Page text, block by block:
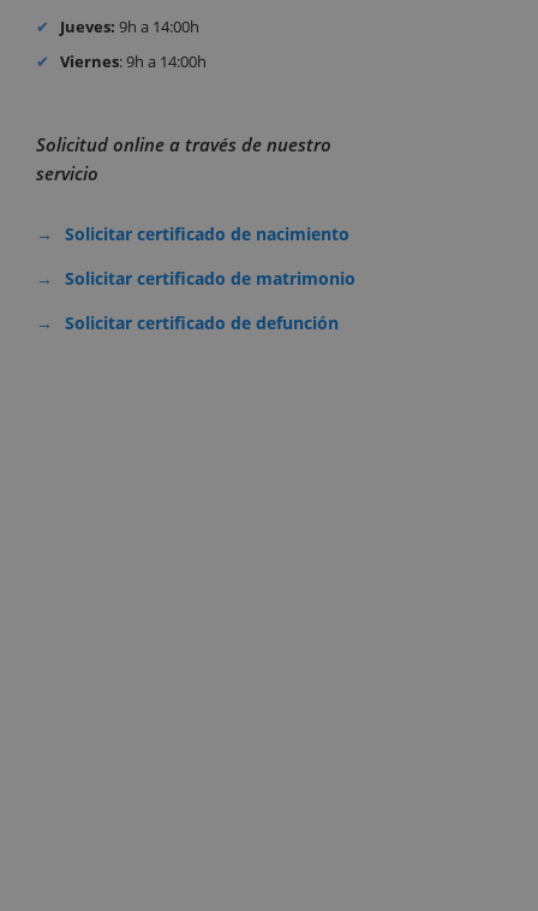
Jueves: 9h a 14:00h
Viernes: 9h a 14:00h
Solicitud online a través de nuestro
servicio
Solicitar certificado de nacimiento
Solicitar certificado de matrimonio
Solicitar certificado de defunción